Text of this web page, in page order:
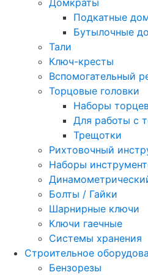
Домкраты
Подкатные
Бутылочные
Тали
Ключ-кресты
Вспомогательный
Торцовые головки
Наборы
Для работы с
Трещотки
Рихтовочный
Наборы
Болты / Гайки
Шарнирные ключи
Ключи гаечные
Системы хранения
Строительное
Бензорезы